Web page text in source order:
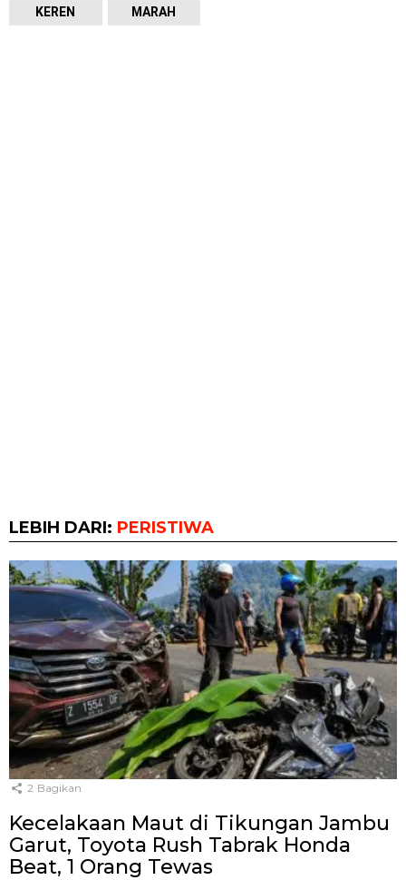
KEREN MARAH
LEBIH DARI: PERISTIWA
2 Bagikan
Kecelakaan Maut di Tikungan Jambu
Garut, Toyota Rush Tabrak Honda
Beat, 1 Orang Tewas